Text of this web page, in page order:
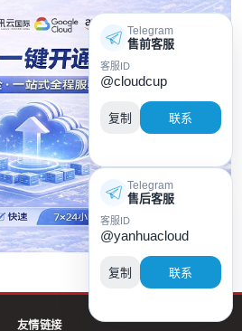
友情链接
Telegram
售前客服
客服ID
@cloudcup
复制 联系
Telegram
售后客服
客服ID
@yanhuacloud
复制 联系